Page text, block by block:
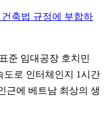
축법 규정에 부합하
준 임대공장 호치민
도로 인터체인지 1시간
근에 베트남 최상의 생